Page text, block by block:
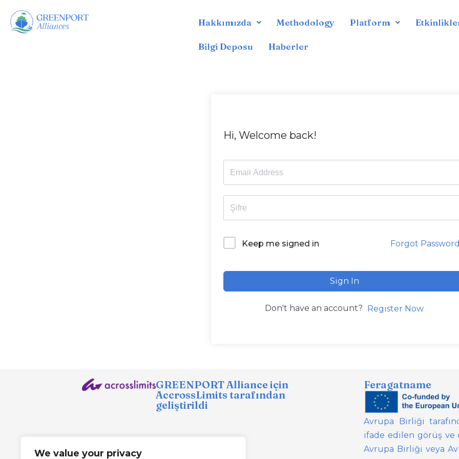
We value your privacy
İçeriğe
Hakkımızda Methodology Platform
Bilgi Deposu Haberler
Hi, Welcome back!
Keep me signed in Forgot
Sign In
Don't have an account? Register Now
GREENPORT Alliance için
AccrossLimits tarafından
geliştirildi
Feragatname
Avrupa Birliği
ifade edilen görüş ve
Avrupa Birliği veya